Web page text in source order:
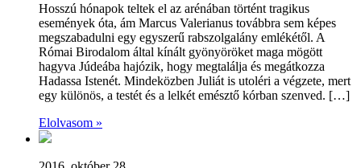
Hosszú hónapok teltek el az arénában történt tragikus
események óta, ám Marcus Valerianus továbbra sem képes
megszabadulni egy egyszerű rabszolgalány emlékétől. A
Római Birodalom által kínált gyönyöröket maga mögött
hagyva Júdeába hajózik, hogy megtalálja és megátkozza
Hadassa Istenét. Mindeközben Juliát is utoléri a végzete, mert
egy különös, a testét és a lelkét emésztő kórban szenved. […]
Elolvasom »